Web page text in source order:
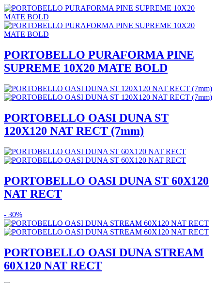
PORTOBELLO PURAFORMA PINE
SUPREME 10X20 MATE BOLD
PORTOBELLO OASI DUNA ST
120X120 NAT RECT (7mm)
PORTOBELLO OASI DUNA ST 60X120
NAT RECT
- 30%
PORTOBELLO OASI DUNA STREAM
60X120 NAT RECT